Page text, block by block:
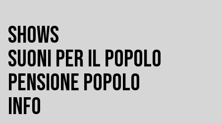
SHOWS
SUONI PER IL POPOLO
PENSIONE POPOLO
INFO